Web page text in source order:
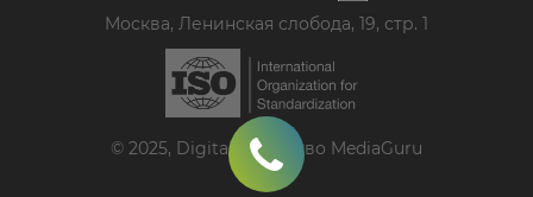
Москва, Ленинская слобода, 19, стр. 1
© 2025, Digital-агентство MediaGuru